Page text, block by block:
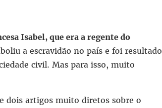
Isabel, que era a regente do
a escravidão no país e foi resultado
civil. Mas para isso, muito
dois artigos muito diretos sobre o